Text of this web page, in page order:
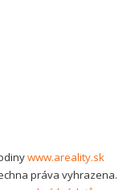
www.areality.sk
práva vyhrazena.